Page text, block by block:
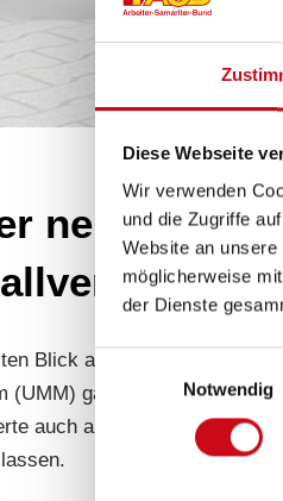
Diese Webseite
Wir verwenden
und die Zugriffe
Website an
möglicherweise
der Dienste
Einwilligungsauswahl
Notwendig
neues
Blick auf unser neues
(UMM) gaben Expert:innen
auch aus erster Hand von